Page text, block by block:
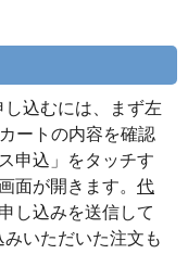
込むには、まず左
ートの内容を確認
申込」をタッチす
面が開きます。 代
し込みを送信して
いただいた注文も